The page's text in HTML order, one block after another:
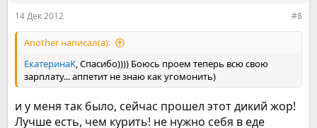
14 Дек 2012 #8
Another написал(а):
ЕкатеринаK, Спасибо)))) Боюсь проем теперь всю свою
зарплату... аппетит не знаю как угомонить)
и у меня так было, сейчас прошел этот дикий жор!
Лучше есть, чем курить! не нужно себя в еде